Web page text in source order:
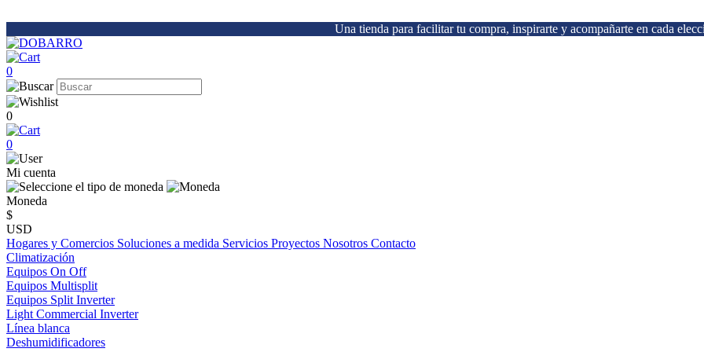
Una tienda para facilitar tu compra, inspirarte y acompañarte en cada
0
0
0
Mi cuenta
Moneda
$
USD
Hogares y Comercios Soluciones a medida Servicios Proyectos Nosotros Contacto
Climatización
Equipos On Off
Equipos Multisplit
Equipos Split Inverter
Light Commercial Inverter
Línea blanca
Deshumidificadores